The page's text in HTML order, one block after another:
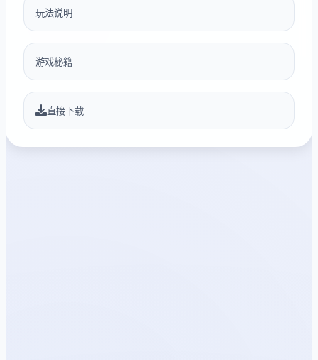
玩法说明
游戏秘籍
直接下载